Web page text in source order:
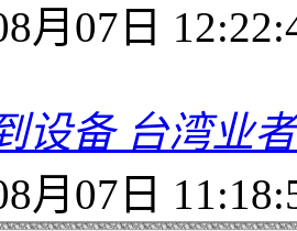
月07日
设备 台湾业
月07日